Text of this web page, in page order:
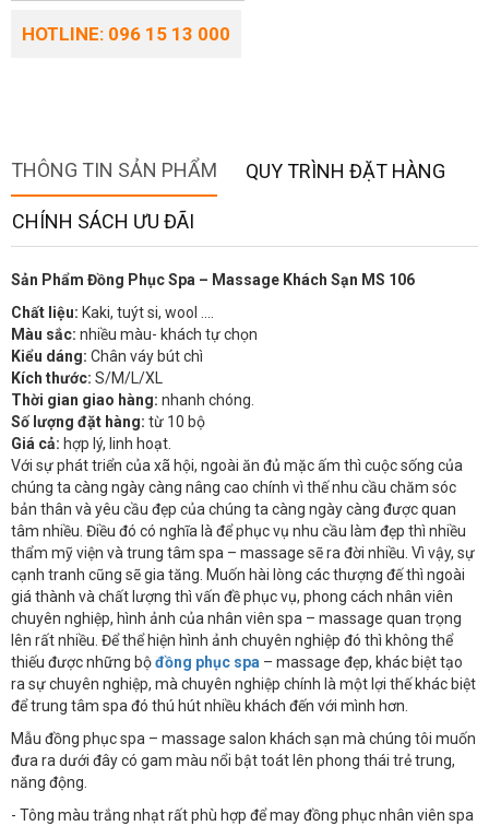
HOTLINE: 096 15 13 000
THÔNG TIN SẢN PHẨM QUY TRÌNH ĐẶT HÀNG
CHÍNH SÁCH ƯU ĐÃI
Sản Phẩm Đồng Phục Spa – Massage Khách Sạn MS 106
Chất liệu: Kaki, tuýt si, wool ….
Màu sắc: nhiều màu- khách tự chọn
Kiểu dáng: Chân váy bút chì
Kích thước: S/M/L/XL
Thời gian giao hàng: nhanh chóng.
Số lượng đặt hàng: từ 10 bộ
Giá cả: hợp lý, linh hoạt.
Với sự phát triển của xã hội, ngoài ăn đủ mặc ấm thì cuộc sống của
chúng ta càng ngày càng nâng cao chính vì thế nhu cầu chăm sóc
bản thân và yêu cầu đẹp của chúng ta càng ngày càng được quan
tâm nhiều. Điều đó có nghĩa là để phục vụ nhu cầu làm đẹp thì nhiều
thẩm mỹ viện và trung tâm spa – massage sẽ ra đời nhiều. Vì vậy, sự
cạnh tranh cũng sẽ gia tăng. Muốn hài lòng các thượng đế thì ngoài
giá thành và chất lượng thì vấn đề phục vụ, phong cách nhân viên
chuyên nghiệp, hình ảnh của nhân viên spa – massage quan trọng
lên rất nhiều. Để thể hiện hình ảnh chuyên nghiệp đó thì không thể
thiếu được những bộđồng phục spa – massage đẹp, khác biệt tạo
ra sự chuyên nghiệp, mà chuyên nghiệp chính là một lợi thế khác biệt
để trung tâm spa đó thú hút nhiều khách đến với mình hơn.
Mẫu đồng phục spa – massage salon khách sạn mà chúng tôi muốn
đưa ra dưới đây có gam màu nổi bật toát lên phong thái trẻ trung,
năng động.
- Tông màu trắng nhạt rất phù hợp để may đồng phục nhân viên spa